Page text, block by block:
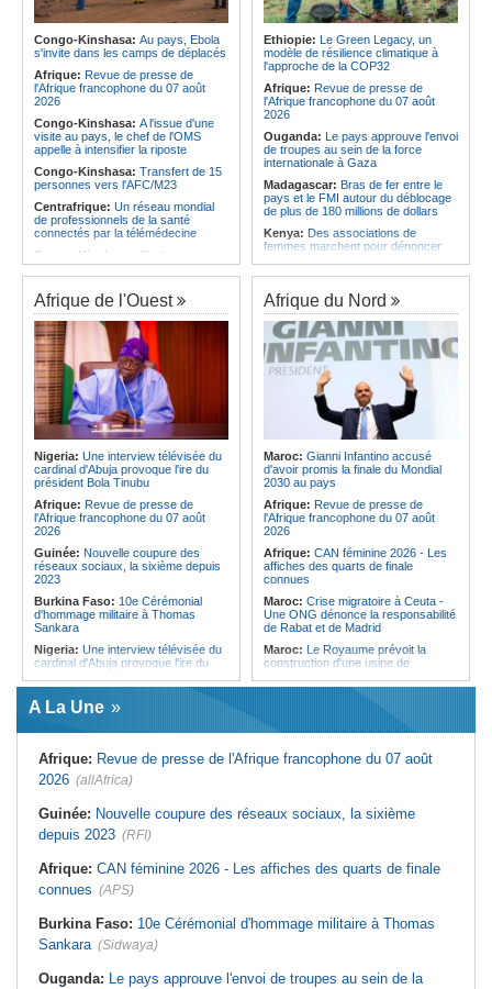
Afrique:L'Angola possède l'un des
régimes juridiques les plus complets
du continent
Afrique:AfroBasket U18 (F) - Le
Sénégal craque au 3e quart-temps
et s'incline face à la Tunisie (44-43)
Angola:La nouvelle loi renforce la
protection des institutions contre les
cyberattaques, selon Mário Oliveira
Angola:Le pays criminalise la
diffusion de fausses informations
sur Internet
Congo-Kinshasa: Au pays, Ebola
s'invite dans les camps de déplacés
Afrique: Revue de presse de
l'Afrique francophone du 07 août
2026
Congo-Kinshasa: A l'issue d'une
visite au pays, le chef de l'OMS
appelle à intensifier la riposte
Congo-Kinshasa: Transfert de 15
personnes vers l'AFC/M23
Centrafrique: Un réseau mondial
de professionnels de la santé
connectés par la télémédecine
Congo-Kinshasa: Ebola au pays -
Africa CDC mise sur les
communautés
Afrique Centrale:L'explosion de la
demande de viande de brousse
extermine la faune sauvage
Congo-Kinshasa:Après l'accord
avec une branche des FDLR, les
zones d'ombre persistent
Centrafrique: Un gendarme détenu
par le groupe armé AAKG retrouve
la liberté
Rome et Kigali discutent
d'une possible externalisation au
pays des procédures d'asile à
destination de l'Italie
Ethiopie: Le Green Legacy, un
modèle de résilience climatique à
l'approche de la COP32
Afrique: Revue de presse de
l'Afrique francophone du 07 août
2026
Ouganda: Le pays approuve l'envoi
de troupes au sein de la force
internationale à Gaza
Madagascar: Bras de fer entre le
pays et le FMI autour du déblocage
de plus de 180 millions de dollars
Kenya: Des associations de
femmes marchent pour dénoncer
Afrique:La CEA renforce les
capacités des parlementaires de
l'Afrique de l'Est
Congo-Kinshasa:
Après l'accord
avec une branche des FDLR, les
zones d'ombre persistent
Sud-Soudan:
Le pays à la croisée
des chemins, alerte l'ONU
Rwanda:Rome et Kigali discutent
d'une possible externalisation au
pays des procédures d'asile à
destination de l'Italie
Somalie:Le camp de Galkayo
frappé par une violente attaque des
Forces du Puntland
Afrique de l'Ouest
Nigeria: Une interview télévisée du
cardinal d'Abuja provoque l'ire du
président Bola Tinubu
Afrique: Revue de presse de
l'Afrique francophone du 07 août
2026
Guinée: Nouvelle coupure des
réseaux sociaux, la sixième depuis
2023
Burkina Faso: 10e Cérémonial
d'hommage militaire à Thomas
Sankara
Nigeria: Une interview télévisée du
cardinal d'Abuja provoque l'ire du
Afrique de l'Ouest:
22 milliards de FCFA en obligations
l'UEMOA
Cote d'Ivoire:Le retour du tambour
parleur «Djidji Ayôkwé» prend une
dimension politique
Guinée:
Le président dissipe les
doutes concernant son état de
santé dans un message publié sur X
l'assurance pour tous - Le pacte de
- Les retards du calendrier
alimentent les soupçons d'un report
Afrique du Nord
Maroc: Gianni Infantino accusé
d'avoir promis la finale du Mondial
2030 au pays
Afrique: Revue de presse de
l'Afrique francophone du 07 août
2026
Afrique: CAN féminine 2026 - Les
affiches des quarts de finale
connues
Maroc: Crise migratoire à Ceuta -
Une ONG dénonce la responsabilité
de Rabat et de Madrid
Maroc: Le Royaume prévoit la
construction d'une usine de
déchets à Casablanca
agents de sécurité, selon des
associations
Maroc:Au-délà du communiqué -
de Sebta
Tunisie: Basket - Eliminatoires
A La Une
Afrique: Revue de presse de l'Afrique francophone du 07 août
2026 (allAfrica)
Guinée: Nouvelle coupure des réseaux sociaux, la sixième
depuis 2023 (RFI)
Afrique: CAN féminine 2026 - Les affiches des quarts de finale
connues (APS)
Burkina Faso: 10e Cérémonial d'hommage militaire à Thomas
Sankara (Sidwaya)
Ouganda: Le pays approuve l'envoi de troupes au sein de la